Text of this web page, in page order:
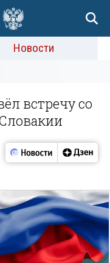
Новости
встречу со